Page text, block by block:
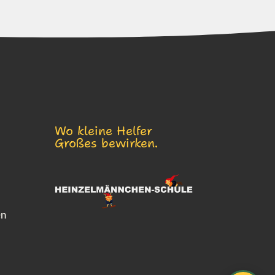
Wo kleine Helfer
Großes bewirken.